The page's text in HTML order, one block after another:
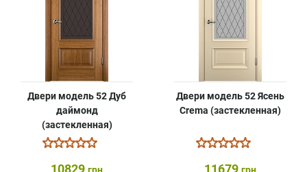
Двери модель 52 Дуб
даймонд
(застекленная)
10829
Двери модель 52 Ясень
Crema (застекленная)
11679